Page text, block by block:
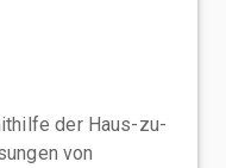
der Haus-zu-
von